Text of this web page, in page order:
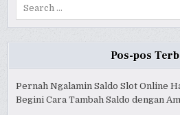
Pos-pos
Pernah Ngalamin Saldo Slot Online
Begini Cara Tambah Saldo dengan